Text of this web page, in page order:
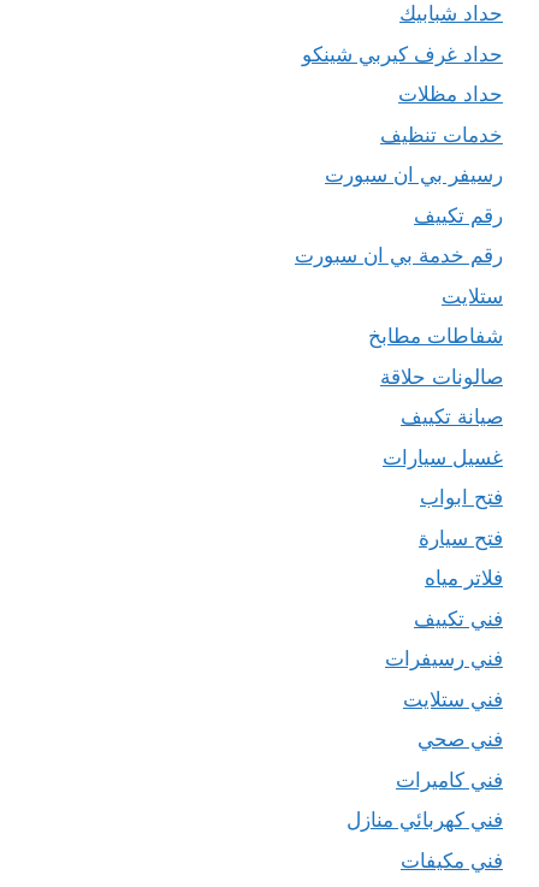
حداد شبابيك
حداد غرف كيربي شينكو
حداد مظلات
خدمات تنظيف
رسيفر بي ان سبورت
رقم تكييف
رقم خدمة بي ان سبورت
ستلايت
شفاطات مطابخ
صالونات حلاقة
صيانة تكييف
غسيل سيارات
فتح ابواب
فتح سيارة
فلاتر مياه
فني تكييف
فني رسيفرات
فني ستلايت
فني صحي
فني كاميرات
فني كهربائي منازل
فني مكيفات